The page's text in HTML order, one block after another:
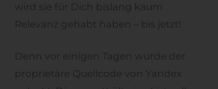
wird sie für Dich bislang kaum
Relevanz gehabt haben – bis jetzt!
Denn vor einigen Tagen wurde der
proprietäre Quellcode von Yandex